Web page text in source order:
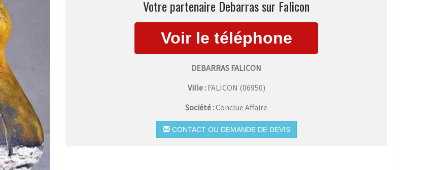
Votre partenaire Debarras sur Falicon
DEBARRAS FALICON
Ville : FALICON (06950)
Société :Conclue Affaire
CONTACT OU DEMANDE DE DEVIS